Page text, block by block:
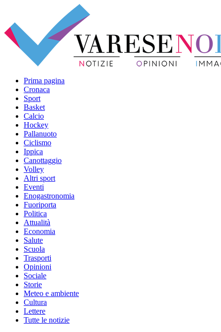
Prima pagina
Cronaca
Sport
Basket
Calcio
Hockey
Pallanuoto
Ciclismo
Ippica
Canottaggio
Volley
Altri sport
Eventi
Enogastronomia
Fuoriporta
Politica
Attualità
Economia
Salute
Scuola
Trasporti
Opinioni
Sociale
Storie
Meteo e ambiente
Cultura
Lettere
Tutte le notizie